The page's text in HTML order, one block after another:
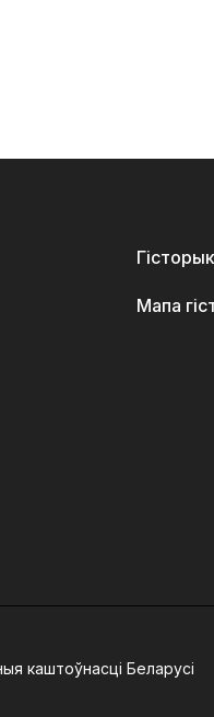
Мапа
каштоўнасці Беларусі